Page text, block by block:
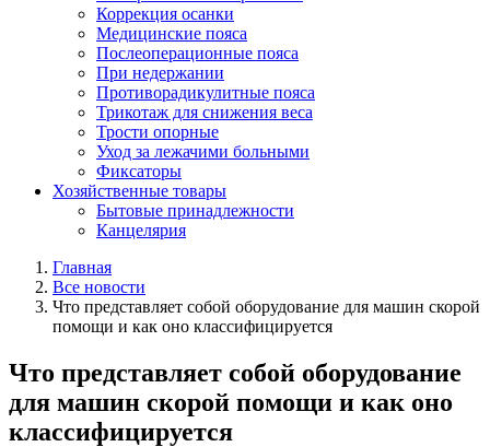
Коррекция осанки
Медицинские пояса
Послеоперационные пояса
При недержании
Противорадикулитные пояса
Трикотаж для снижения веса
Трости опорные
Уход за лежачими больными
Фиксаторы
Хозяйственные товары
Бытовые принадлежности
Канцелярия
Главная
Все новости
Что представляет собой оборудование для машин скорой
помощи и как оно классифицируется
Что представляет собой оборудование
для машин скорой помощи и как оно
классифицируется